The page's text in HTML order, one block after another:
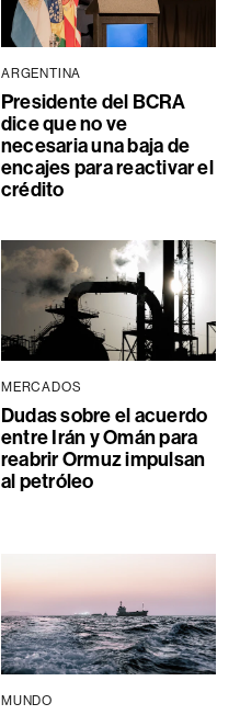
ARGENTINA
Presidente del BCRA
dice que no ve
necesaria una baja de
encajes para reactivar el
crédito
MERCADOS
Dudas sobre el acuerdo
entre Irán y Omán para
reabrir Ormuz impulsan
al petróleo
MUNDO